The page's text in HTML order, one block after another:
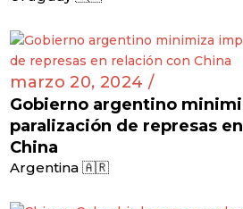
marzo 20, 2024 /
Gobierno argentino
paralización de represas
China
Argentina 🇦🇷